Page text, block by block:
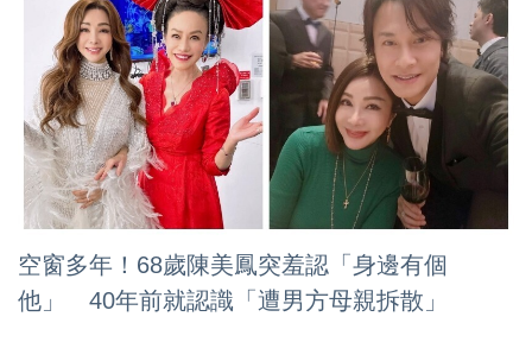
空窗多年！68歲陳美鳳突羞認「身邊有個
他」 40年前就認識「遭男方母親拆散」